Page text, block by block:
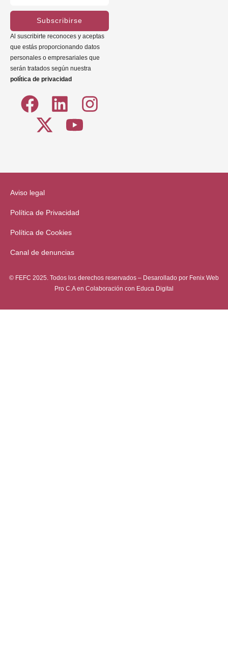
Subscribirse
Al suscribirte reconoces y aceptas
que estás proporcionando datos
personales o empresariales que
serán tratados según nuestra
política de privacidad
© FEFC 2025. Todos los derechos reservados – Desarollado por Fenix Web
Pro C.Aen Colaboración con Educa Digital
Aviso legal
Política de Privacidad
Política de Cookies
Canal de denuncias